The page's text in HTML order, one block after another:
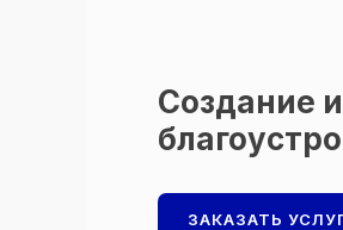
Создание и
ЗАКАЗАТЬ